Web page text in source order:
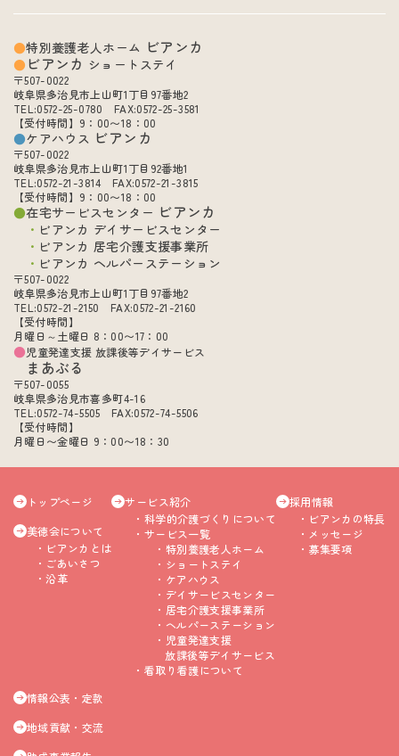
特別養護老人ホーム ビアンカ
ビアンカ ショートステイ
〒507-0022
岐阜県多治見市上山町1丁目97番地2
TEL:0572-25-0780 FAX:0572-25-3581
【受付時間】9：00〜18：00
ケアハウス ビアンカ
〒507-0022
岐阜県多治見市上山町1丁目92番地1
TEL:0572-21-3814 FAX:0572-21-3815
【受付時間】9：00〜18：00
在宅サービスセンター ビアンカ
ビアンカ デイサービスセンター
ビアンカ 居宅介護支援事業所
ビアンカ ヘルパーステーション
〒507-0022
岐阜県多治見市上山町1丁目97番地2
TEL:0572-21-2150 FAX:0572-21-2160
【受付時間】
月曜日～土曜日 8：00〜17：00
児童発達支援 放課後等デイサービス
まあぶる
〒507-0055
岐阜県多治見市喜多町4-16
TEL:0572-74-5505 FAX:0572-74-5506
【受付時間】
月曜日〜金曜日 9：00〜18：30
トップページ
美徳会について
ビアンカとは
ごあいさつ
沿革
サービス紹介
科学的介護づくりについて
サービス一覧
特別養護老人ホーム
ショートステイ
ケアハウス
デイサービスセンター
居宅介護支援事業所
ヘルパーステーション
児童発達支援
放課後等デイサービス
看取り看護について
採用情報
ビアンカの特長
メッセージ
募集要項
情報公表・定款
地域貢献・交流